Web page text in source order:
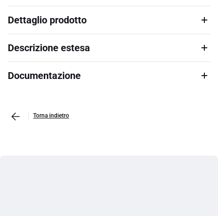
Dettaglio prodotto
Descrizione estesa
Documentazione
Torna indietro